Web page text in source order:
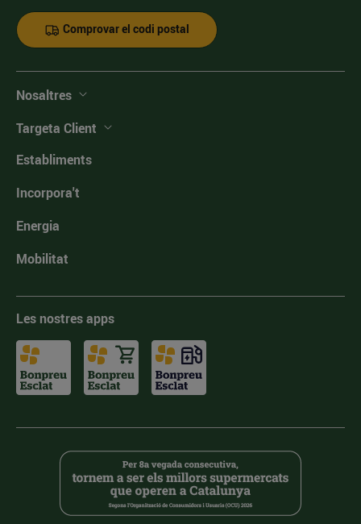
Comprovar el codi postal
Nosaltres
Targeta Client
Establiments
Incorpora't
Energia
Mobilitat
Les nostres apps